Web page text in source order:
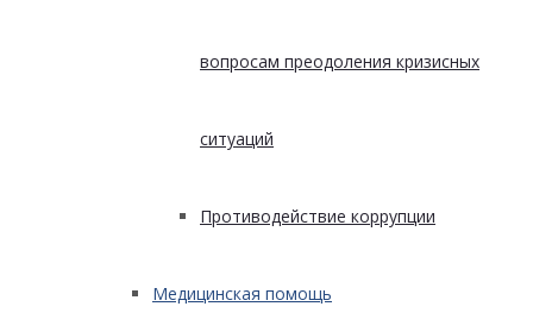
вопросам преодоления кризисных
ситуаций
Противодействие коррупции
Медицинская помощь